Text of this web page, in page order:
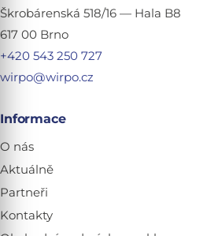
Škrobárenská 518/16 — Hala B8
617 00 Brno
+420 543 250 727
wirpo@wirpo.cz
Informace
O nás
Aktuálně
Partneři
Kontakty